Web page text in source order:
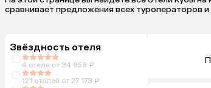
сравнивает предложения всех туроператоров
Звёздность отеля
4 отеля от 34 959 ₽
121 отелей от 27 173 ₽